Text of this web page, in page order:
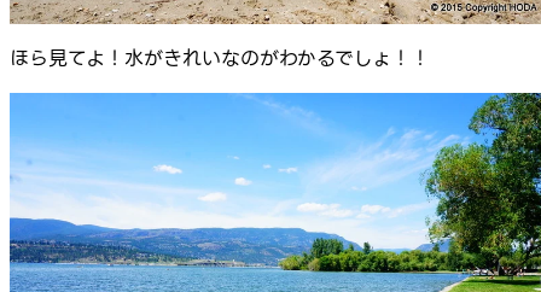
ほら見てよ！水がきれいなのがわかるでしょ！！